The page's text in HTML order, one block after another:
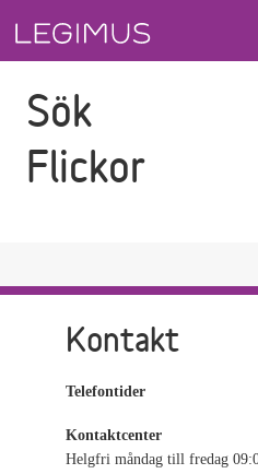
Sök
Flickor
Kontakt
Telefontider
Kontaktcenter
Helgfri måndag till fredag